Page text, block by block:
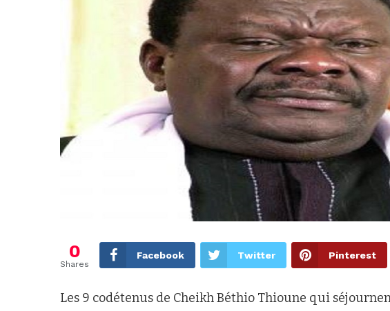
0
Shares
Facebook Twitter Pinterest
Les 9 codétenus de Cheikh Béthio Thioune qui